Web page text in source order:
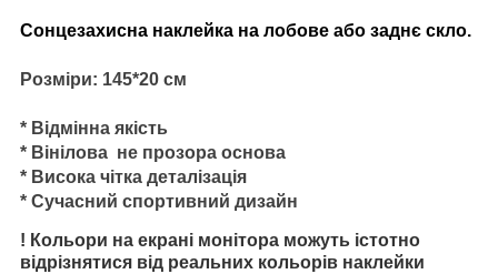
Сонцезахисна наклейка на лобове або заднє скло.
Розміри: 145*20 см
* Відмінна якість
* Вінілова не прозора основа
* Висока чітка деталізація
* Сучасний спортивний дизайн
! Кольори на екрані монітора можуть істотно
відрізнятися від реальних кольорів наклейки